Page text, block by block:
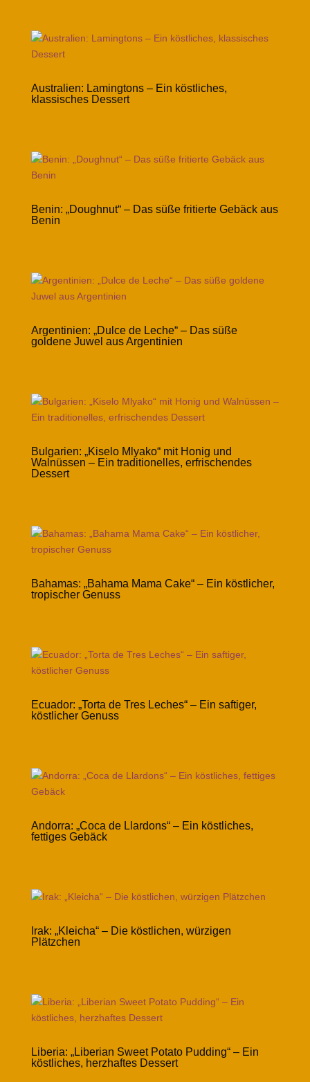
Australien: Lamingtons – Ein köstliches,
klassisches Dessert
Benin: „Doughnut“ – Das süße fritierte Gebäck aus
Benin
Argentinien: „Dulce de Leche“ – Das süße
goldene Juwel aus Argentinien
Bulgarien: „Kiselo Mlyako“ mit Honig und
Walnüssen – Ein traditionelles, erfrischendes
Dessert
Bahamas: „Bahama Mama Cake“ – Ein köstlicher,
tropischer Genuss
Ecuador: „Torta de Tres Leches“ – Ein saftiger,
köstlicher Genuss
Andorra: „Coca de Llardons“ – Ein köstliches,
fettiges Gebäck
Irak: „Kleicha“ – Die köstlichen, würzigen
Plätzchen
Liberia: „Liberian Sweet Potato Pudding“ – Ein
köstliches, herzhaftes Dessert